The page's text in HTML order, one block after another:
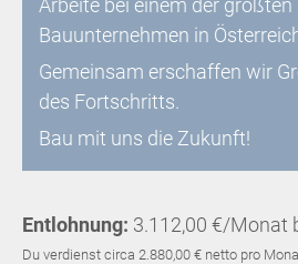
Arbeite bei einem der
Bauunternehmen in
Gemeinsam erschaffen wir
des Fortschritts.
Bau mit uns die Zukunft!
Entlohnung: 3.112,00 €/Monat
Du verdienst circa 2.880,00 € netto pro